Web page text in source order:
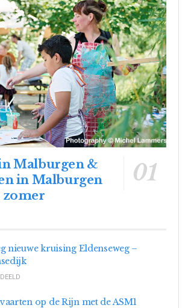
Malburgen &
in Malburgen
zomer
nieuwe kruising Eldenseweg –
op de Rijn met de ASM1